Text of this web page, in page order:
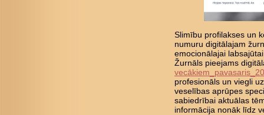
Slimību profilakses un
numuru digitālajam
emocionālajai
Žurnāls pieejams
profesionāls un viegli
veselības aprūpes
sabiedrībai aktuālas
informācija nonāk